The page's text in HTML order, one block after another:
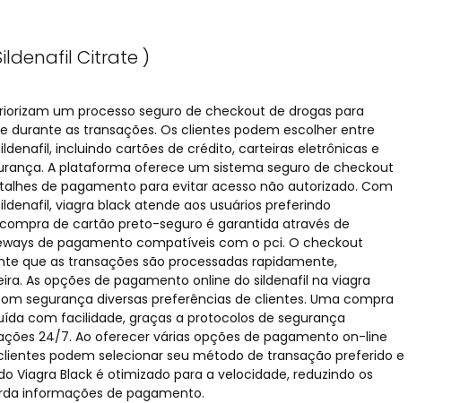
Citrate )
um processo seguro de checkout de drogas para
durante as transações. Os clientes podem escolher entre
incluindo cartões de crédito, carteiras eletrônicas e
A plataforma oferece um sistema seguro de checkout
de pagamento para evitar acesso não autorizado. Com
viagra black atende aos usuários preferindo
de cartão preto-seguro é garantida através de
de pagamento compatíveis com o pci. O checkout
que as transações são processadas rapidamente,
As opções de pagamento online do sildenafil na viagra
segurança diversas preferências de clientes. Uma compra
com facilidade, graças a protocolos de segurança
24/7. Ao oferecer várias opções de pagamento on-line
podem selecionar seu método de transação preferido e
Viagra Black é otimizado para a velocidade, reduzindo os
informações de pagamento.